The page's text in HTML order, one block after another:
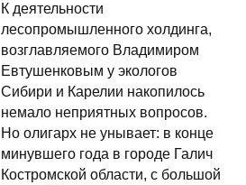
К деятельности
лесопромышленного холдинга,
возглавляемого Владимиром
Евтушенковым у экологов
Сибири и Карелии накопилось
немало неприятных вопросов.
Но олигарх не унывает: в конце
минувшего года в городе Галич
Костромской области, с большой